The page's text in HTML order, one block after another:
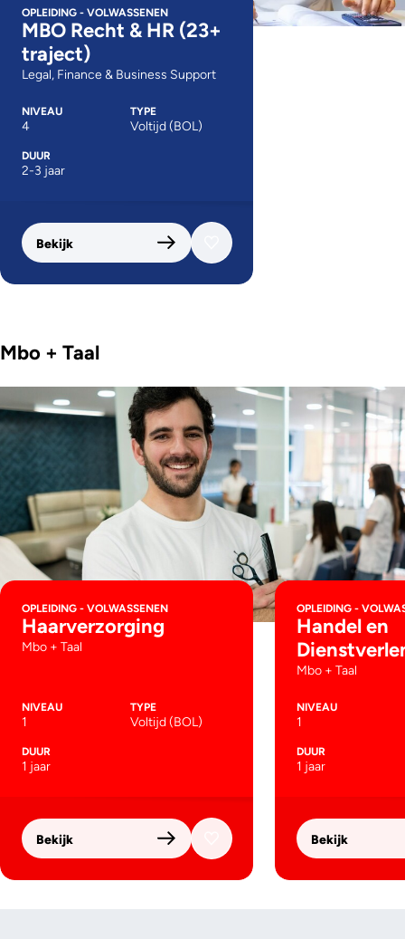
OPLEIDING - VOLWASSENEN
MBO Recht & HR (23+
traject)
Legal, Finance & Business Support
NIVEAU
4
TYPE
Voltijd (BOL)
DUUR
2-3 jaar
Bekijk
Mbo + Taal
OPLEIDING - VOLWASSENEN
Haarverzorging
Mbo + Taal
NIVEAU
1
TYPE
Voltijd (BOL)
DUUR
1 jaar
Bekijk
OPLEIDING -
Handel en
Mbo + Taal
NIVEAU
1
DUUR
1 jaar
Bekijk